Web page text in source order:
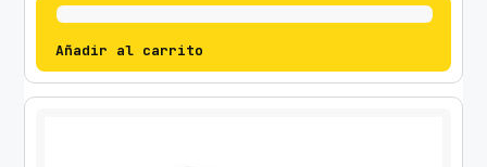
Añadir al carrito